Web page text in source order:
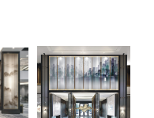
：非常满意，并且学